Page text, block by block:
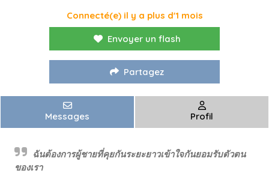
Connecté(e) il y a plus d'1 mois
Envoyer un flash
Partagez
Messages Profil
ฉันต้องการผู้ชายที่คุยกันระยะยาวเข้าใจกันยอมรับตัวตน
ของเรา